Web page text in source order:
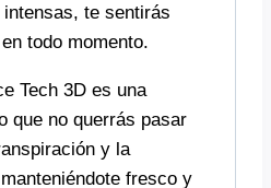
te sentirás
todo momento.
Tech 3D es una
que no querrás pasar
y la
fresco y